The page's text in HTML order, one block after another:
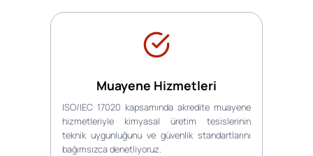
Muayene Hizmetleri
ISO/IEC 17020 kapsamında akredite muayene
hizmetleriyle kimyasal üretim tesislerinin
teknik uygunluğunu ve güvenlik standartlarını
bağımsızca denetliyoruz.